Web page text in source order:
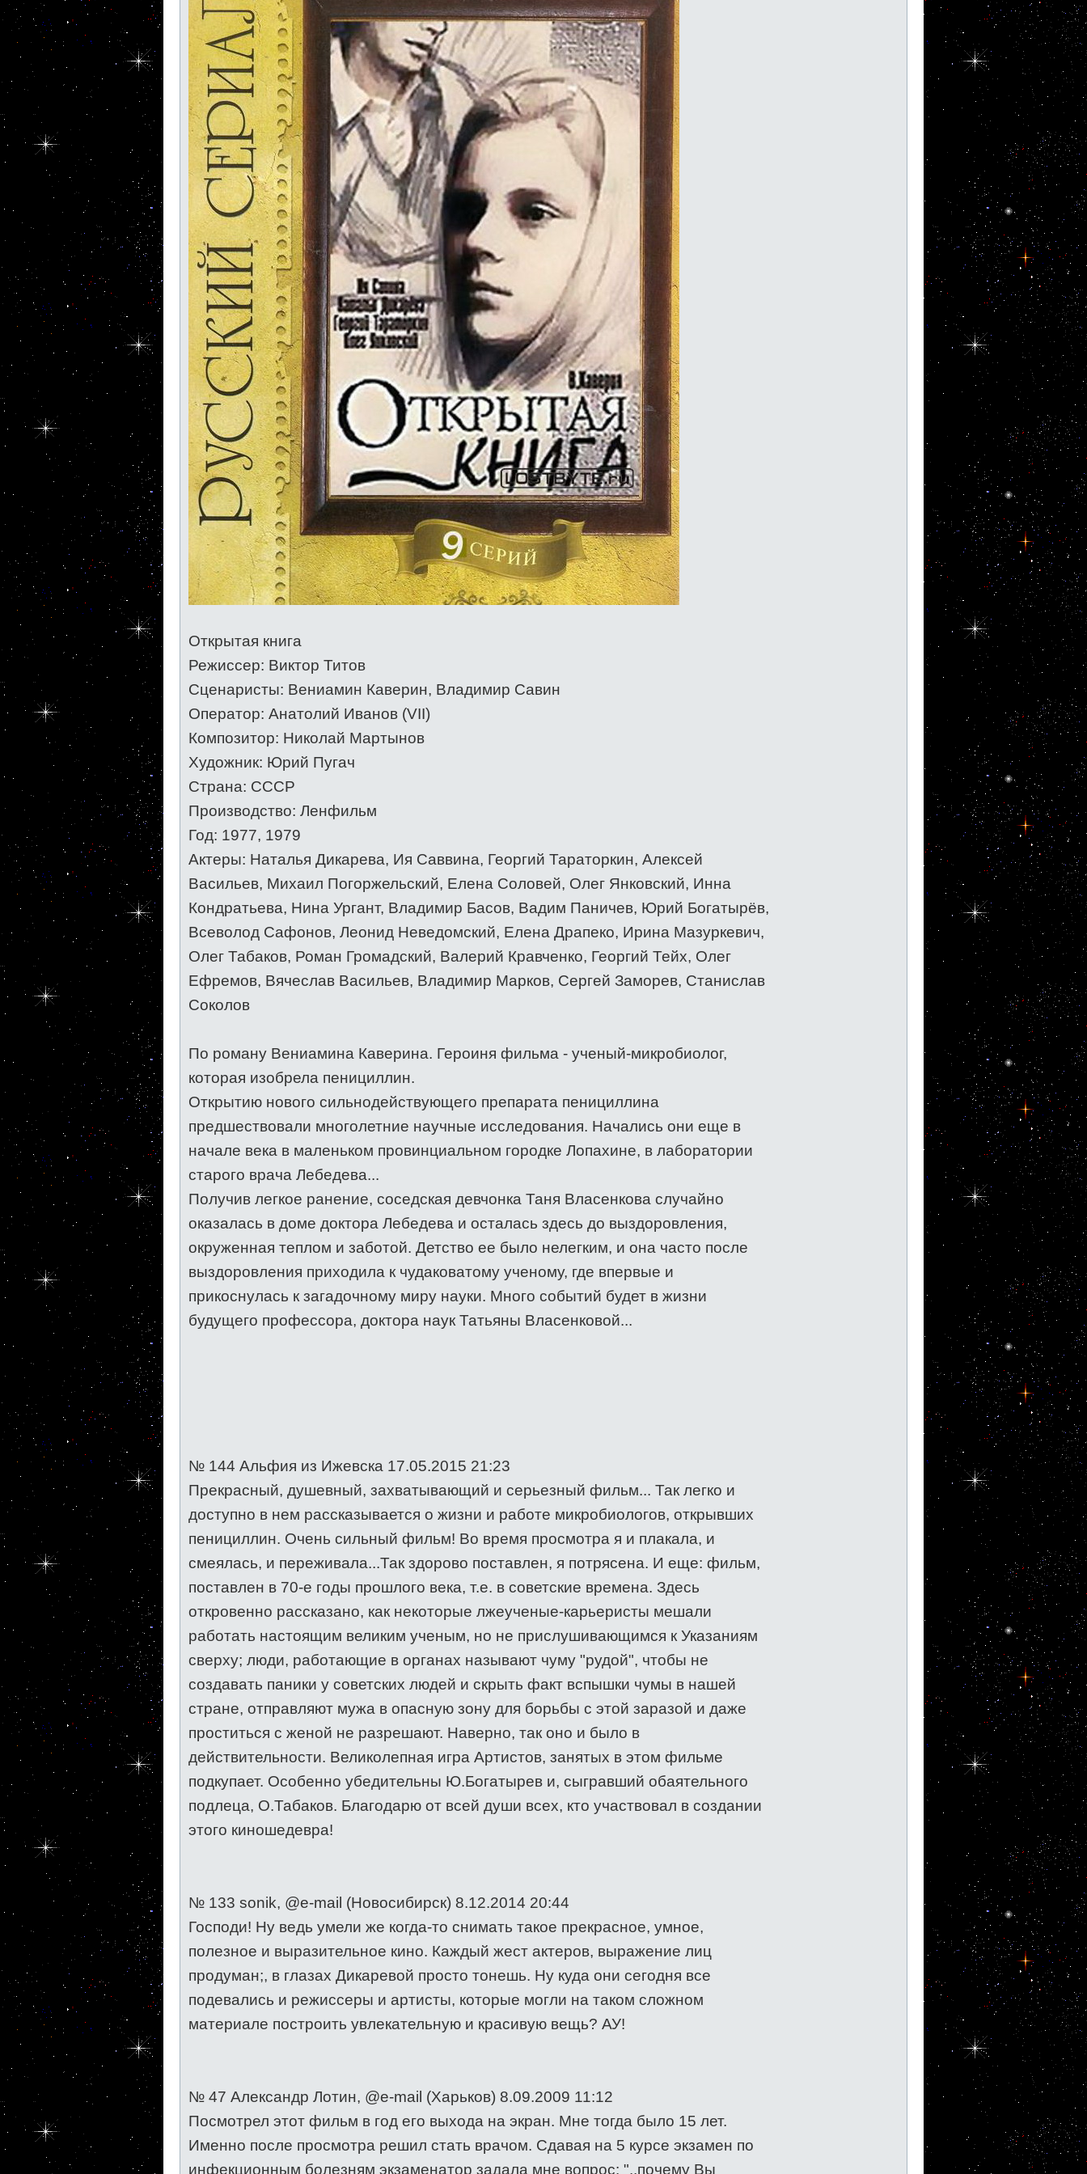
Открытая книга
Режиссер: Виктор Титов
Сценаристы: Вениамин Каверин, Владимир Савин
Оператор: Анатолий Иванов (VII)
Композитор: Николай Мартынов
Художник: Юрий Пугач
Страна: СССР
Производство: Ленфильм
Год: 1977, 1979
Актеры: Наталья Дикарева, Ия Саввина, Георгий Тараторкин, Алексей
Васильев, Михаил Погоржельский, Елена Соловей, Олег Янковский, Инна
Кондратьева, Нина Ургант, Владимир Басов, Вадим Паничев, Юрий Богатырёв,
Всеволод Сафонов, Леонид Неведомский, Елена Драпеко, Ирина Мазуркевич,
Олег Табаков, Роман Громадский, Валерий Кравченко, Георгий Тейх, Олег
Ефремов, Вячеслав Васильев, Владимир Марков, Сергей Заморев, Станислав
Соколов
По роману Вениамина Каверина. Героиня фильма - ученый-микробиолог,
которая изобрела пенициллин.
Открытию нового сильнодействующего препарата пенициллина
предшествовали многолетние научные исследования. Начались они еще в
начале века в маленьком провинциальном городке Лопахине, в лаборатории
старого врача Лебедева...
Получив легкое ранение, соседская девчонка Таня Власенкова случайно
оказалась в доме доктора Лебедева и осталась здесь до выздоровления,
окруженная теплом и заботой. Детство ее было нелегким, и она часто после
выздоровления приходила к чудаковатому ученому, где впервые и
прикоснулась к загадочному миру науки. Много событий будет в жизни
будущего профессора, доктора наук Татьяны Власенковой...
№ 144 Альфия из Ижевска 17.05.2015 21:23
Прекрасный, душевный, захватывающий и серьезный фильм... Так легко и
доступно в нем рассказывается о жизни и работе микробиологов, открывших
пенициллин. Очень сильный фильм! Во время просмотра я и плакала, и
смеялась, и переживала...Так здорово поставлен, я потрясена. И еще: фильм,
поставлен в 70-е годы прошлого века, т.е. в советские времена. Здесь
откровенно рассказано, как некоторые лжеученые-карьеристы мешали
работать настоящим великим ученым, но не прислушивающимся к Указаниям
сверху; люди, работающие в органах называют чуму "рудой", чтобы не
создавать паники у советских людей и скрыть факт вспышки чумы в нашей
стране, отправляют мужа в опасную зону для борьбы с этой заразой и даже
проститься с женой не разрешают. Наверно, так оно и было в
действительности. Великолепная игра Артистов, занятых в этом фильме
подкупает. Особенно убедительны Ю.Богатырев и, сыгравший обаятельного
подлеца, О.Табаков. Благодарю от всей души всех, кто участвовал в создании
этого киношедевра!
№ 133 sonik, @e-mail (Новосибирск) 8.12.2014 20:44
Господи! Ну ведь умели же когда-то снимать такое прекрасное, умное,
полезное и выразительное кино. Каждый жест актеров, выражение лиц
продуман;, в глазах Дикаревой просто тонешь. Ну куда они сегодня все
подевались и режиссеры и артисты, которые могли на таком сложном
материале построить увлекательную и красивую вещь? АУ!
№ 47 Александр Лотин, @e-mail (Харьков) 8.09.2009 11:12
Посмотрел этот фильм в год его выхода на экран. Мне тогда было 15 лет.
Именно после просмотра решил стать врачом. Сдавая на 5 курсе экзамен по
инфекционным болезням экзаменатор задала мне вопрос: "..почему Вы